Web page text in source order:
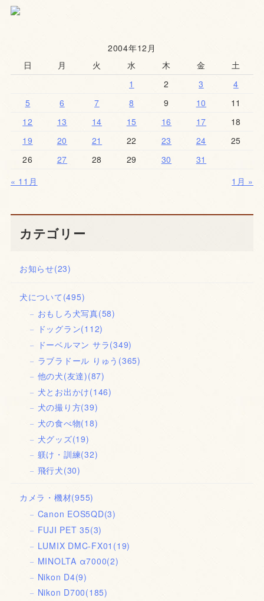
2004年12月
日
月 火 水 木 金
土
1
2 3
4
5
6 7 8 9 10
11
12
13 14 15 16 17
18
19
20 21 22 23 24
25
26
27 28 29 30
31
« 11月
1月 »
カテゴリー
お知らせ(23)
犬について (495)
おもしろ犬写真(58)
ドッグラン(112)
ドーベルマン サラ(349)
ラブラドール りゅう (365)
他の犬(友達)(87)
犬とお出かけ(146)
犬の撮り方(39)
犬の食べ物(18)
犬グッズ(19)
躾け・訓練(32)
飛行犬(30)
カメラ・機材(955)
Canon EOS5QD(3)
FUJI PET 35(3)
LUMIX DMC-FX01 (19)
MINOLTA α7000(2)
Nikon D4(9)
Nikon D700(185)